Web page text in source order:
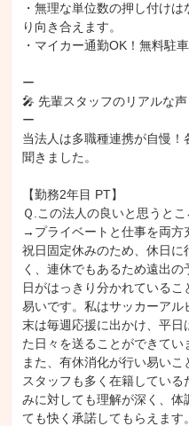
・無理な単位数の押し付け
り向き合えます。
・マイカー通勤OK！無料駐
ー
🎤 先輩スタッフのリアルな声
ー
当法人は多職種連携が自慢
聞きました。
【勤務2年目 PT】
Ｑ.この法人の良いと思うとこ
→プライベートと仕事を両方
祝日固定休みのため、休日
く、連休でもあるため遠出
日がはっきり分かれている
易いです。私はサッカーアル
末は毎週応援に出かけ、平日
た日々を送ることができてい
また、有休消化が行い易い
スタッフも多く在籍してい
みに対しても理解が深く、体
ても快く承諾してもらえます。